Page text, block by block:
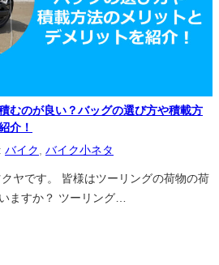
むのが良い？バッグの選び方や積載方
介！
バイク バイク小ネタ
ヤです。 皆様はツーリングの荷物の荷
ますか？ ツーリング…